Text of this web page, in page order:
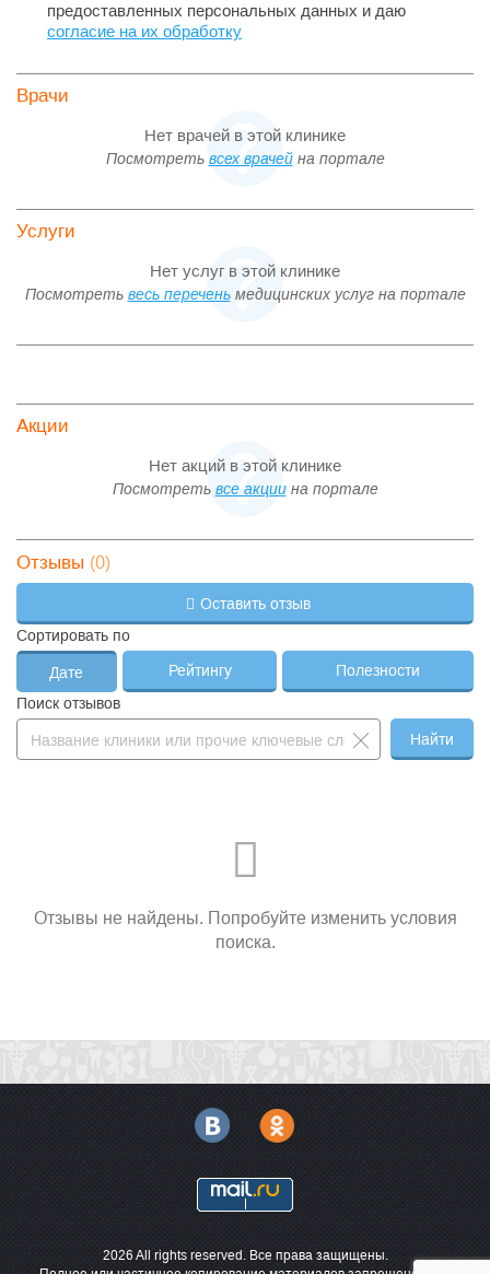
предоставленных персональных данных и даю
согласие на их обработку
Врачи
Нет врачей в этой клинике
Посмотреть всех врачейна портале
Услуги
Нет услуг в этой клинике
Посмотреть весь переченьмедицинских услуг на портале
Акции
Нет акций в этой клинике
Посмотреть все акциина портале
Отзывы (0)
Оставить отзыв
Сортировать по
Дате Рейтингу
Полезности
Поиск отзывов
Найти
Отзывы не найдены. Попробуйте изменить условия
поиска.
2026 All rights reserved. Все права защищены.